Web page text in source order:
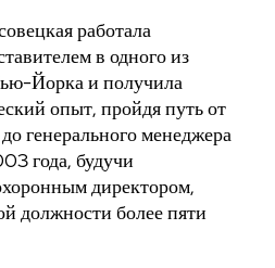
работала
в одного из
Йорка и получила
опыт, пройдя путь от
генерального менеджера
года, будучи
директором,
должности более пяти